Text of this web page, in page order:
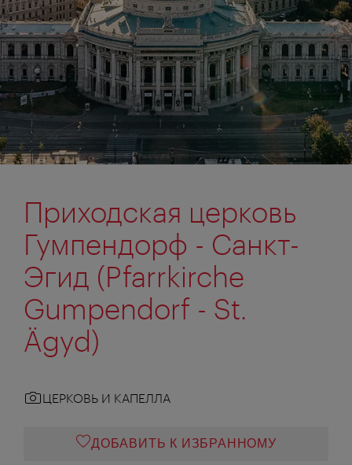
Приходская церковь
Гумпендорф - Санкт-
Эгид (Pfarrkirche
Gumpendorf - St.
Ägyd)
ЦЕРКОВЬ И КАПЕЛЛА
ДОБАВИТЬ К ИЗБРАННОМУ